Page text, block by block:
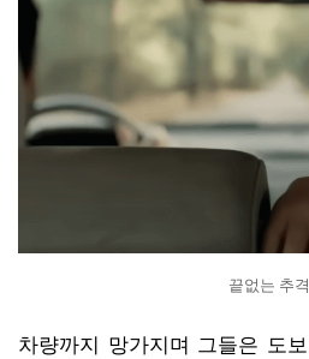
끝없는 추격
차량까지 망가지며 그들은 도